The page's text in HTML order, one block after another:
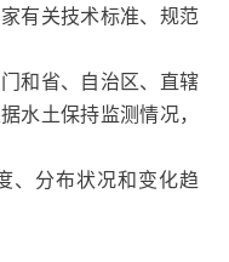
有关技术标准、规范
和省、自治区、直辖
水土保持监测情况，
、分布状况和变化趋